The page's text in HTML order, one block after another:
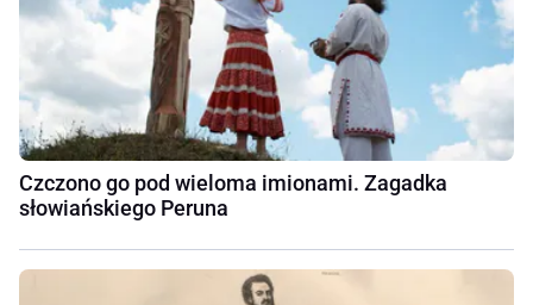
Czczono go pod wieloma imionami. Zagadka
słowiańskiego Peruna